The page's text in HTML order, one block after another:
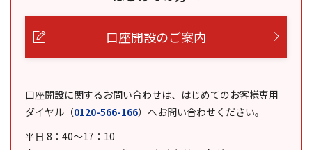
口座開設のご案内
口座開設に関するお問い合わせは、はじめてのお客様専用
ダイヤル （0120-566-166） へお問い合わせください。
平日 8：40～17：10